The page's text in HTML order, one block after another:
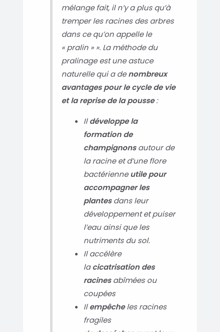
mélange fait, il n’y a plus qu’à
tremper les racines des arbres
dans ce qu’on appelle le
« pralin » ». La méthode du
pralinage est une astuce
naturelle qui a denombreux
avantages pour le cycle de vie
et la reprise de la pousse:
Ildéveloppe la
formation de
champignonsautour de
la racine et d’une flore
bactérienneutile pour
accompagner les
plantesdans leur
développement et puiser
l’eau ainsi que les
nutriments du sol.
Il accélère
lacicatrisation des
racinesabîmées ou
coupées
Ilempêcheles racines
fragiles